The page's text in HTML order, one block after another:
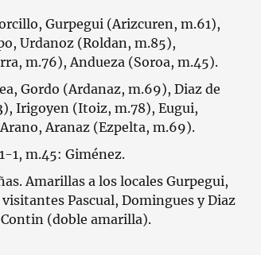
Gurpegui (Arizcuren, m.61),
Urdanoz (Roldan, m.85),
m.76), Andueza (Soroa, m.45).
Gordo (Ardanaz, m.69), Diaz de
Irigoyen (Itoiz, m.78), Eugui,
Aranaz (Ezpelta, m.69).
1, m.45: Giménez.
Amarillas a los locales Gurpegui,
Pascual, Domingues y Diaz
(doble amarilla).